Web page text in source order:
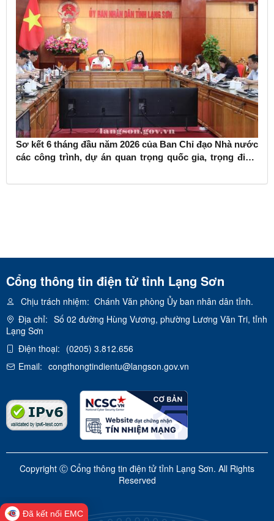
Sơ kết 6 tháng đầu năm 2026 của Ban Chỉ đạo Nhà nước
các công trình, dự án quan trọng quốc gia, trọng điểm
Cổng thông tin điện tử tỉnh Lạng Sơn
Chịu trách nhiệm: Chánh Văn phòng Ủy ban nhân dân tỉnh.
Địa chỉ: Số 02 đường Hùng Vương, phường Lương Văn Tri, tỉnh
Lạng Sơn
Điện thoại: (0205) 3.812.656
Email: congthongtindientu@langson.gov.vn
Copyright Ⓒ Cổng thông tin điện tử tỉnh Lạng Sơn. All Rights
Reserved
Đã kết nối EMC